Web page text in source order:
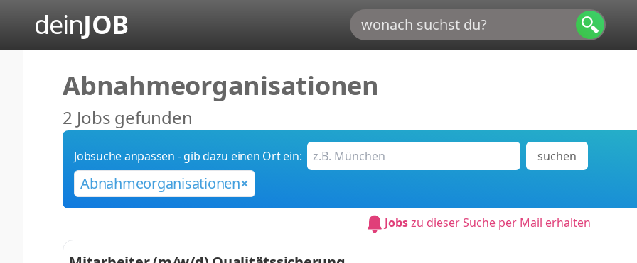
deinJOB
Abnahmeorganisationen
2 Jobs gefunden
Jobsuche anpassen - gib dazu einen Ort ein: suchen
Abnahmeorganisationen
Jobszu dieser Suche per Mail erhalten